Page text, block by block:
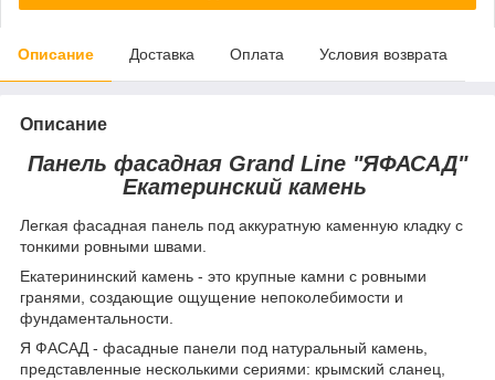
Описание Доставка Оплата Условия возврата
Описание
Панель фасадная Grand Line "ЯФАСАД"
Екатеринский камень
Легкая фасадная панель под аккуратную каменную кладку с
тонкими ровными швами.
Екатерининский камень - это крупные камни с ровными
гранями, создающие ощущение непоколебимости и
фундаментальности.
Я ФАСАД - фасадные панели под натуральный камень,
представленные несколькими сериями: крымский сланец,